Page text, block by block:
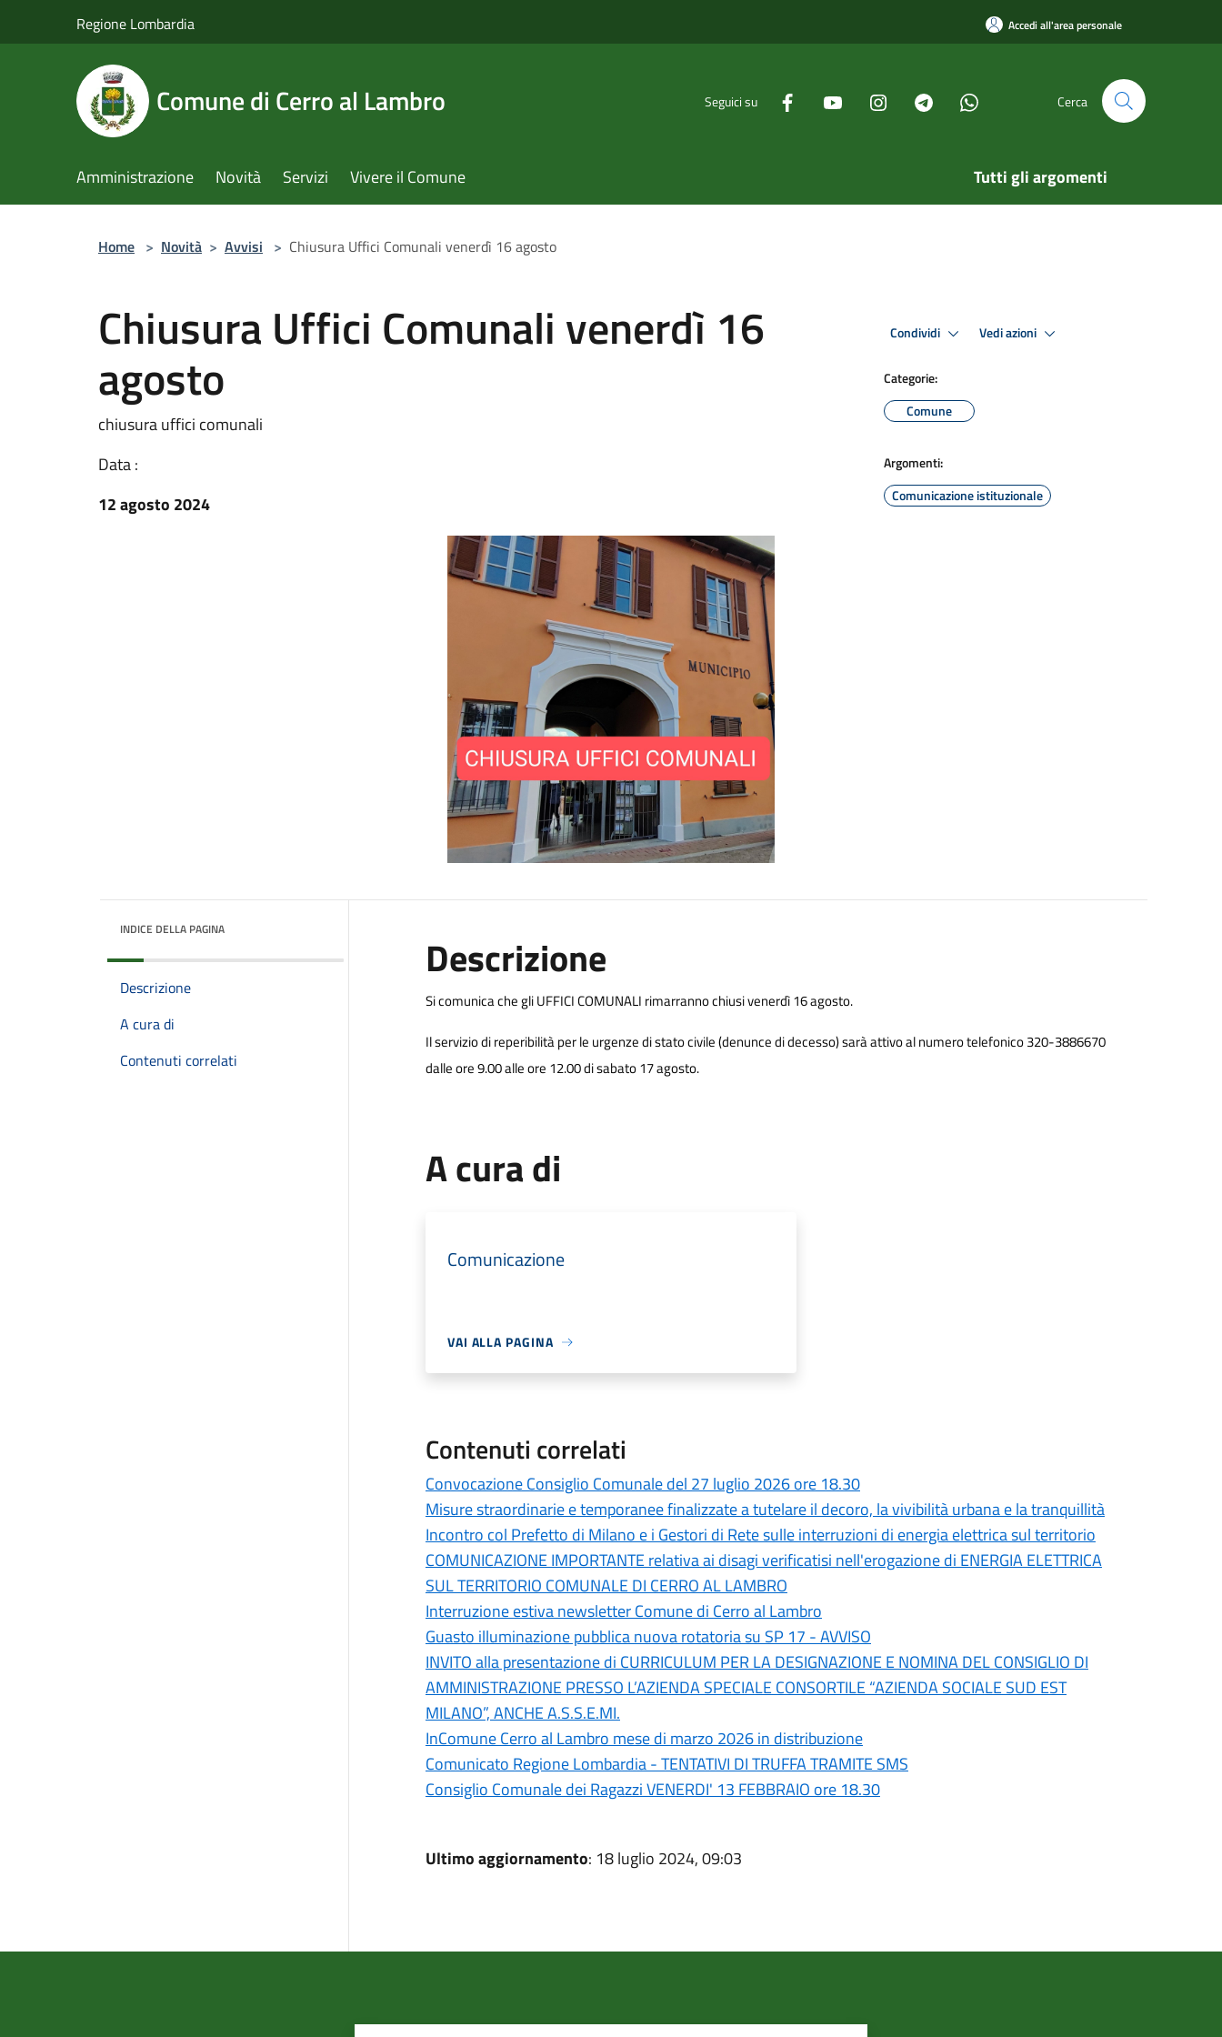
Regione Lombardia Accedi all'area personale
Comune di Cerro al Lambro Seguici su Cerca
Amministrazione Novità Servizi Vivere il Comune Tutti gli argomenti
Home > Novità > Avvisi > Chiusura Uffici Comunali venerdì 16 agosto
Chiusura Uffici Comunali venerdì 16
agosto
chiusura uffici comunali
Data :
12 agosto 2024
Condividi Vedi azioni
Categorie:
Comune
Argomenti:
Comunicazione istituzionale
INDICE DELLA PAGINA
Descrizione
A cura di
Contenuti correlati
Descrizione
Si comunica che gli UFFICI COMUNALI rimarranno chiusi venerdì 16 agosto.
Il servizio di reperibilità per le urgenze di stato civile (denunce di decesso) sarà attivo al numero telefonico 320-3886670
dalle ore 9.00 alle ore 12.00 di sabato 17 agosto.
A cura di
Comunicazione
VAI ALLA PAGINA
Contenuti correlati
Convocazione Consiglio Comunale del 27 luglio 2026 ore 18.30
Misure straordinarie e temporanee finalizzate a tutelare il decoro, la vivibilità urbana e la tranquillità
Incontro col Prefetto di Milano e i Gestori di Rete sulle interruzioni di energia elettrica sul territorio
COMUNICAZIONE IMPORTANTE relativa ai disagi verificatisi nell'erogazione di ENERGIA ELETTRICA
SUL TERRITORIO COMUNALE DI CERRO AL LAMBRO
Interruzione estiva newsletter Comune di Cerro al Lambro
Guasto illuminazione pubblica nuova rotatoria su SP 17 - AVVISO
INVITO alla presentazione di CURRICULUM PER LA DESIGNAZIONE E NOMINA DEL CONSIGLIO DI
AMMINISTRAZIONE PRESSO L’AZIENDA SPECIALE CONSORTILE “AZIENDA SOCIALE SUD EST
MILANO”, ANCHE A.S.S.E.MI.
InComune Cerro al Lambro mese di marzo 2026 in distribuzione
Comunicato Regione Lombardia - TENTATIVI DI TRUFFA TRAMITE SMS
Consiglio Comunale dei Ragazzi VENERDI' 13 FEBBRAIO ore 18.30
Ultimo aggiornamento: 18 luglio 2024, 09:03